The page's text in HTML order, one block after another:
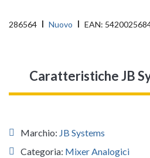
286564 Nuovo EAN:
Caratteristiche JB
Marchio: JB Systems
Categoria: Mixer Analogici